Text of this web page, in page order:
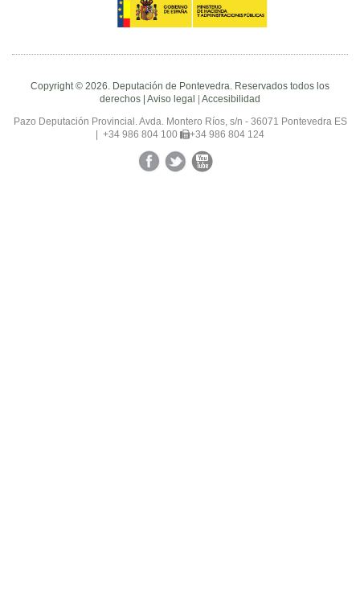
Copyright © 2026. Deputación de Pontevedra. Reservados todos los
derechos | Aviso legal | Accesibilidad
Pazo Deputación Provincial. Avda. Montero Ríos, s/n - 36071 Pontevedra ES
| +34 986 804 100
+34 986 804 124
FacebookTwitterYouTube